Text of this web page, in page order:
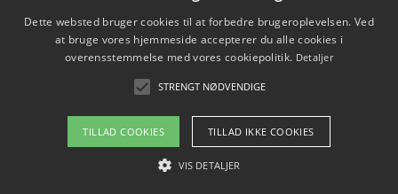
Hold et møde med en WordPress ekspert og vælg den
mest professionelle til at vedligeholde din løsning
Copyright 2026 - Pilanto Aps
Om / kontakt
Dette websted bruger cookies til at forbedre brugeroplevelsen. Ved
at bruge vores hjemmeside accepterer du alle cookies i
overensstemmelse med vores cookiepolitik. Detaljer
STRENGT NØDVENDIGE
TILLAD COOKIES TILLAD IKKE COOKIES
VIS DETALJER